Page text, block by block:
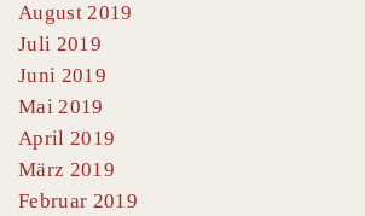
August 2019
Juli 2019
Juni 2019
Mai 2019
April 2019
März 2019
Februar 2019